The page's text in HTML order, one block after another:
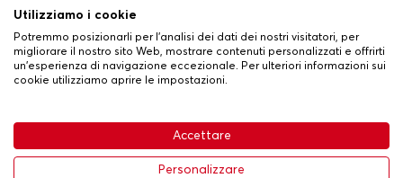
63,99 € Aggiungi al carrello
Condizioni generali di vendita•
Politica sulla privacy e sui cookie•Livraison
Utilizziamo i cookie
Potremmo posizionarli per l'analisi dei dati dei nostri visitatori, per
migliorare il nostro sito Web, mostrare contenuti personalizzati e offrirti
un'esperienza di navigazione eccezionale. Per ulteriori informazioni sui
cookie utilizziamo aprire le impostazioni.
Accettare
Personalizzare